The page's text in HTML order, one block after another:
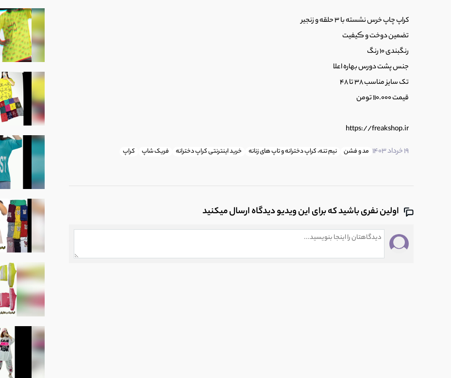
کراپ چاپ خرس نشسته با 3 حلقه و زنجیر
تضمین دوخت و ڪیفیت
رنگبندی 10 رنگ
جنس پشت دورس بهاره اعلا
تک سایز مناسب 38 تا 48
قیمت 110.000 تومن
https://freakshop.ir
19 خرداد 1403
مد و فشن نیم تنه، کراپ دخترانه و تاپ های زنانه خرید اینترنتی کراپ دخترانه فریک شاپ کراپ
اولین نفری باشید که برای این ویدیو دیدگاه ارسال میکنید